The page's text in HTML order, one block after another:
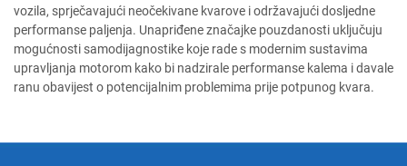
vozila, sprječavajući neočekivane kvarove i održavajući dosljedne
performanse paljenja. Unapriđene značajke pouzdanosti uključuju
mogućnosti samodijagnostike koje rade s modernim sustavima
upravljanja motorom kako bi nadzirale performanse kalema i davale
ranu obavijest o potencijalnim problemima prije potpunog kvara.